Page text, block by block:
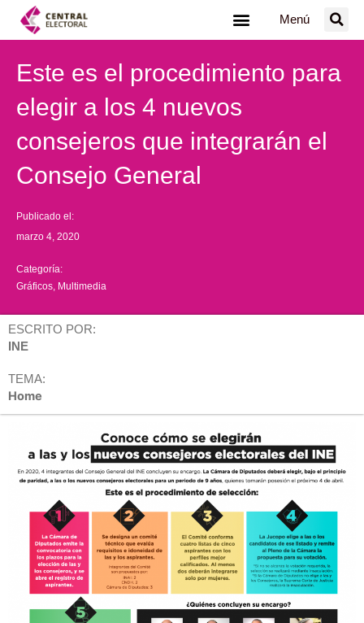
Menú
Este es el procedimiento para
elegir a los 4 nuevos
consejeros que integrarán el
Consejo General
Publicado el:
marzo 4, 2020
Categoría:
Gráficos Multimedia
ESCRITO POR:
INE
TEMA:
Home